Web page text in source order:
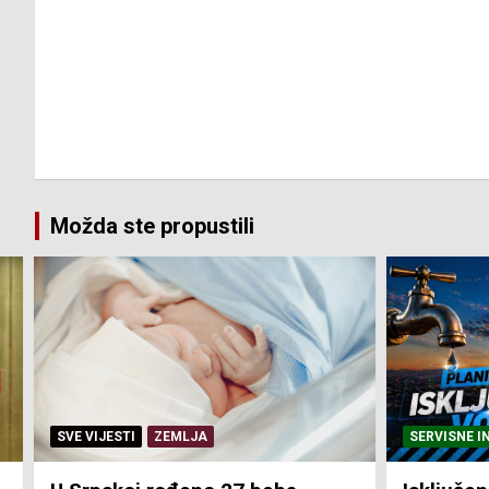
Možda ste propustili
SERVISNE INFORMACIJE SERVISNE